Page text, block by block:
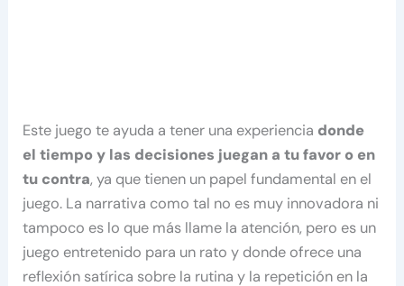
Este juego te ayuda a tener una experiencia donde
el tiempo y las decisiones juegan a tu favor o en
tu contra, ya que tienen un papel fundamental en el
juego. La narrativa como tal no es muy innovadora ni
tampoco es lo que más llame la atención, pero es un
juego entretenido para un rato y donde ofrece una
reflexión satírica sobre la rutina y la repetición en la